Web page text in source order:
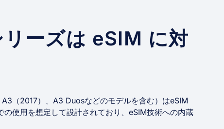
ーズは eSIM に対
（2017）、A3 Duosなどのモデルを含む）はeSIM
使用を想定して設計されており、eSIM技術への内蔵